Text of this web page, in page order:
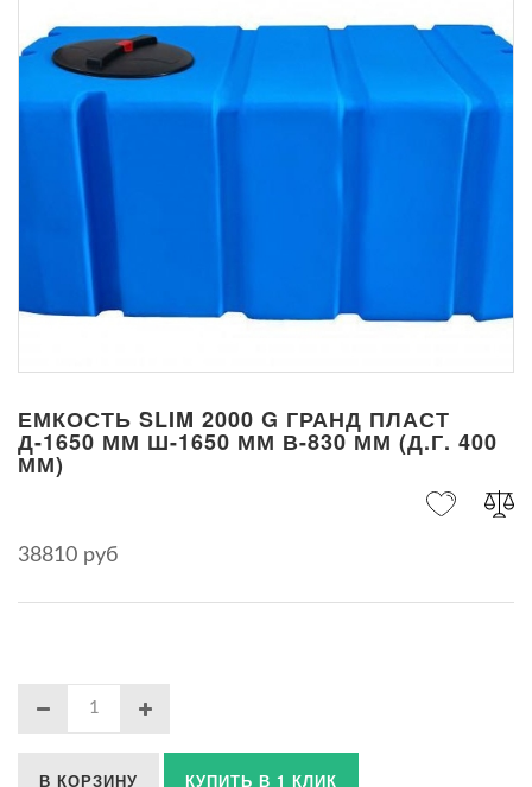
ЕМКОСТЬ SLIM 2000 G ГРАНД ПЛАСТ
Д-1650 ММ Ш-1650 ММ В-830 ММ (Д.Г. 400
ММ)
38810 руб
В КОРЗИНУ КУПИТЬ В 1 КЛИК